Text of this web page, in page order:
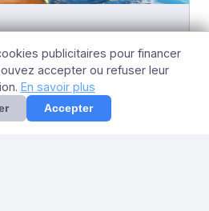
publicitaires pour financer
accepter ou refuser leur
En savoir plus
Accepter